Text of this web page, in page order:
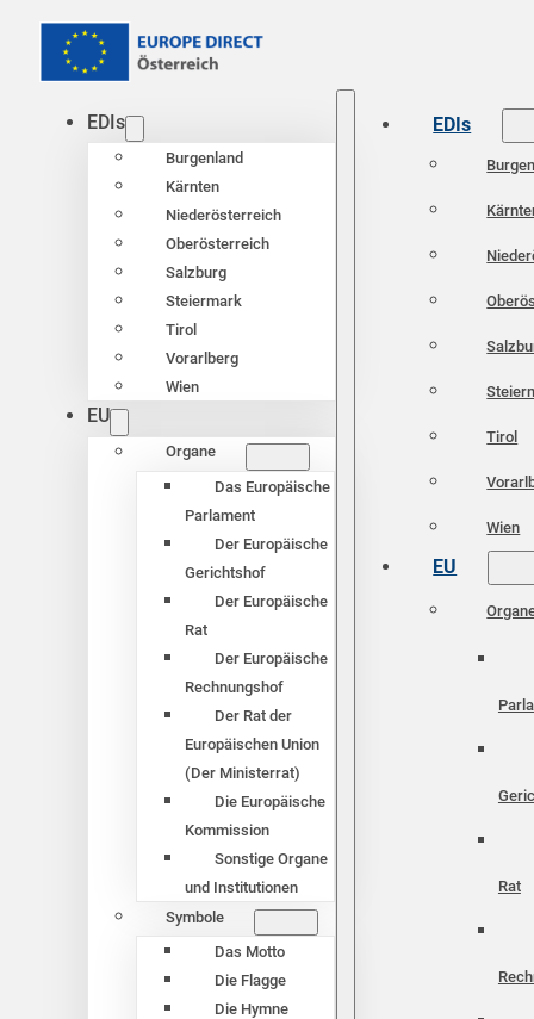
EDIs
Burgenland
Kärnten
Niederösterreich
Oberösterreich
Salzburg
Steiermark
Tirol
Vorarlberg
Wien
EU
Organe
Das Europäische
Parlament
Der Europäische
Gerichtshof
Der Europäische
Rat
Der Europäische
Rechnungshof
Der Rat der
Europäischen Union
(Der Ministerrat)
Die Europäische
Kommission
Sonstige Organe
und Institutionen
Symbole
Das Motto
Die Flagge
Die Hymne
EDIs
Tirol
Wien
EU
Rat